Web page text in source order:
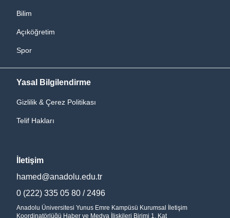
Bilim
Açıköğretim
Spor
Yasal Bilgilendirme
Gizlilik & Çerez Politikası
Telif Hakları
İletişim
hamed@anadolu.edu.tr
0 (222) 335 05 80 / 2496
Anadolu Üniversitesi Yunus Emre Kampüsü Kurumsal İletişim
Koordinatörlüğü Haber ve Medya İlişkileri Birimi 1. Kat